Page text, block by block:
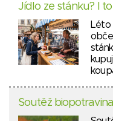
Jídlo ze stánku? I
Léto
Soutěž